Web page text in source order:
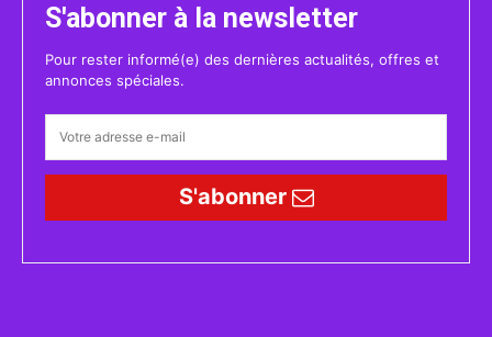
S'abonner à la newsletter
Pour rester informé(e) des dernières actualités, offres et
annonces spéciales.
S'abonner